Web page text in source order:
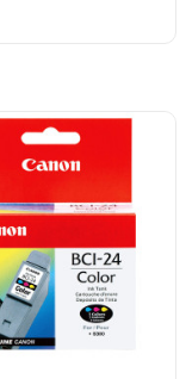
i450x, Canon
MP-360, Canon
Pixma iP-
Pixma MP-